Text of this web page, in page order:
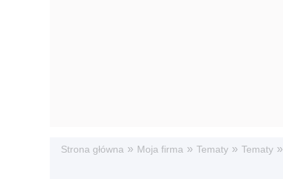
Strona główna » Moja firma » Tematy » Tematy »